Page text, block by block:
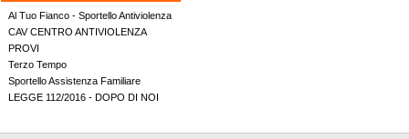
Al Tuo Fianco - Sportello Antiviolenza
CAV CENTRO ANTIVIOLENZA
PROVI
Terzo Tempo
Sportello Assistenza Familiare
LEGGE 112/2016 - DOPO DI NOI